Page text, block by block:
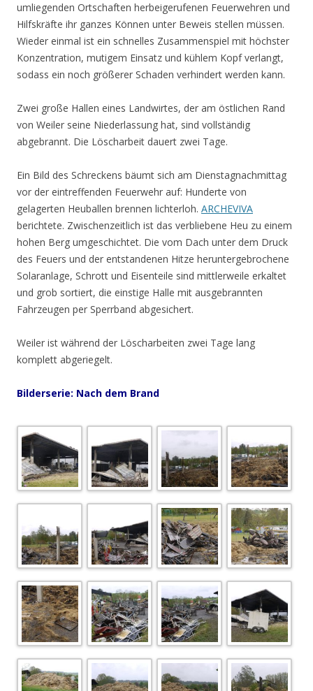
umliegenden Ortschaften herbeigerufenen Feuerwehren und
Hilfskräfte ihr ganzes Können unter Beweis stellen müssen.
Wieder einmal ist ein schnelles Zusammenspiel mit höchster
Konzentration, mutigem Einsatz und kühlem Kopf verlangt,
sodass ein noch größerer Schaden verhindert werden kann.
Zwei große Hallen eines Landwirtes, der am östlichen Rand
von Weiler seine Niederlassung hat, sind vollständig
abgebrannt. Die Löscharbeit dauert zwei Tage.
Ein Bild des Schreckens bäumt sich am Dienstagnachmittag
vor der eintreffenden Feuerwehr auf: Hunderte von
gelagerten Heuballen brennen lichterloh. ARCHEVIVA
berichtete. Zwischenzeitlich ist das verbliebene Heu zu einem
hohen Berg umgeschichtet. Die vom Dach unter dem Druck
des Feuers und der entstandenen Hitze heruntergebrochene
Solaranlage, Schrott und Eisenteile sind mittlerweile erkaltet
und grob sortiert, die einstige Halle mit ausgebrannten
Fahrzeugen per Sperrband abgesichert.
Weiler ist während der Löscharbeiten zwei Tage lang
komplett abgeriegelt.
Bilderserie: Nach dem Brand